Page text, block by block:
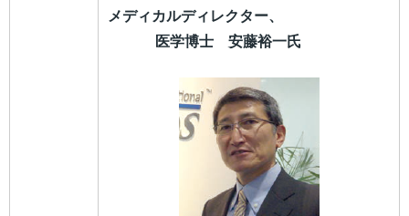
メディカルディレクター、
医学博士 安藤裕一氏